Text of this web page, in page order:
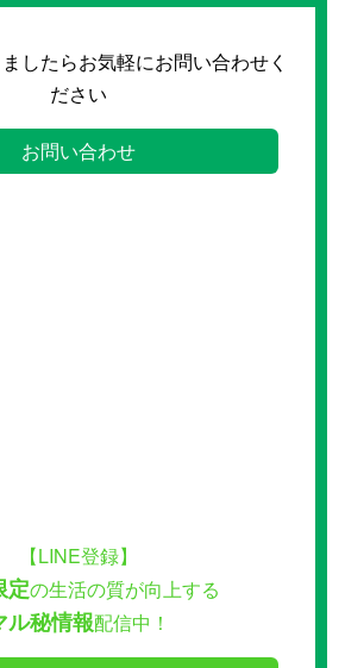
したらお気軽にお問い合わせく
ださい
お問い合わせ
【LINE登録】
定の生活の質が向上する
ル秘情報配信中！